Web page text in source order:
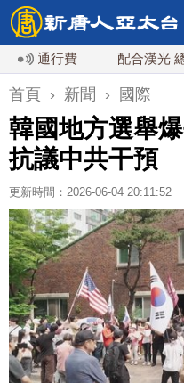
行費 配合漢光 總統賴
首頁 › 新聞 › 國際
韓國地方選舉
抗議中共干預
更新時間：2026-06-04 20:11:52